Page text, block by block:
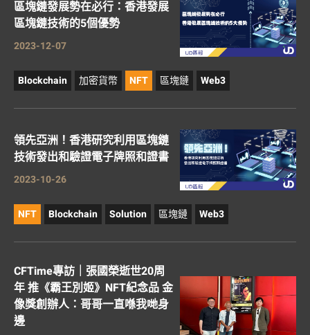
區塊鏈發展勢在必行：香港發展
區塊鏈技術的5個優勢
2023-12-07
Blockchain 加密貨幣 NFT 區塊鏈 Web3
領先亞洲！香港研究利用區塊鏈
技術發出和驗證電子牌照和證書
2023-10-26
NFT Blockchain Solution 區塊鏈 Web3
CFTime專訪｜張國榮逝世20周
年 推《霸王別姬》NFT紀念品 金
像獎創辦人：哥哥一直喺我哋身
邊